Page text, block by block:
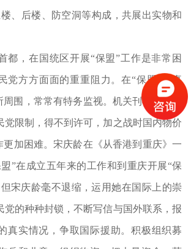
、后楼、防空洞等构成，共展出实物和
，在国统区开展“保盟”工作是非常困
党方方面面的重重阻力。在“保盟”办事
围，常常有特务监视。机关刊物《保盟
党限制，得不到许可，加之战时国内物价
更加困难。宋庆龄在《从香港到重庆》一
”在成立五年来的工作和到重庆开展“保
宋庆龄毫不退缩，运用她在国际上的崇
党的种种封锁，不断写信与国外联系，报
真实情况，争取国际援助。积极组织募